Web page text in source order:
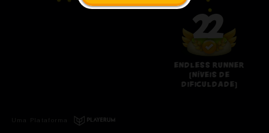
22
ENDLESS RUNNER
(NÍVEIS DE
DIFICULDADE)
Uma Plataforma